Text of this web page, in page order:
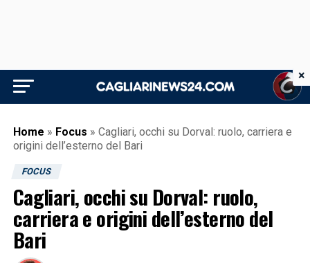
Home » Focus » Cagliari, occhi su Dorval: ruolo, carriera e
origini dell’esterno del Bari
FOCUS
Cagliari, occhi su Dorval: ruolo,
carriera e origini dell’esterno del
Bari
×